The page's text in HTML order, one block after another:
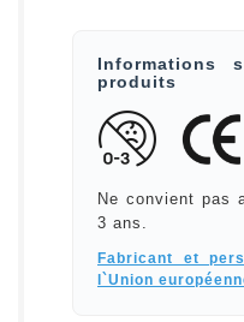
Informations
produits
Ne convient pas
3 ans.
Fabricant et
l`Union